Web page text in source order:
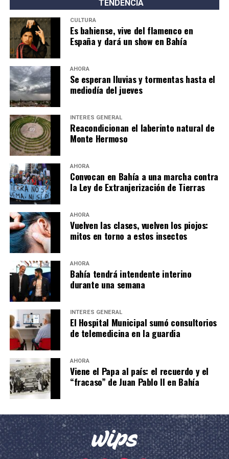
reafirmó su decisión de defender los derechos colectivos
y territoriales de los pueblos indígenas.
TENDENCIA
CULTURA
Es bahiense, vive del flamenco en
España y dará un show en Bahía
AHORA
Se esperan lluvias y tormentas hasta el
mediodía del jueves
INTERÉS GENERAL
Reacondicionan el laberinto natural de
Monte Hermoso
AHORA
Convocan en Bahía a una marcha contra
la Ley de Extranjerización de Tierras
AHORA
Vuelven las clases, vuelven los piojos:
mitos en torno a estos insectos
AHORA
Bahía tendrá intendente interino
durante una semana
INTERÉS GENERAL
El Hospital Municipal sumó consultorios
de telemedicina en la guardia
AHORA
Viene el Papa al país: el recuerdo y el
“fracaso” de Juan Pablo II en Bahía